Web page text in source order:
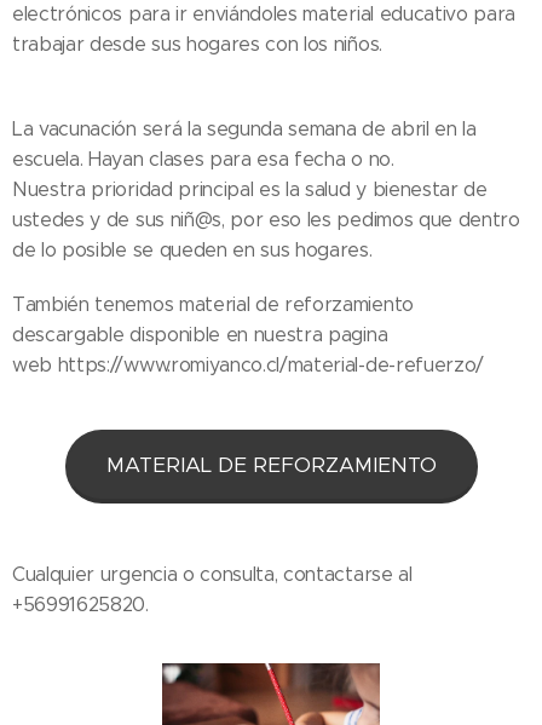
electrónicos para ir enviándoles material educativo para
trabajar desde sus hogares con los niños.
La vacunación será la segunda semana de abril en la
escuela. Hayan clases para esa fecha o no.
Nuestra prioridad principal es la salud y bienestar de
ustedes y de sus niñ@s, por eso les pedimos que dentro
de lo posible se queden en sus hogares.
También tenemos material de reforzamiento
descargable disponible en nuestra pagina
web https://www.romiyanco.cl/material-de-refuerzo/
MATERIAL DE REFORZAMIENTO
Cualquier urgencia o consulta, contactarse al
+56991625820.